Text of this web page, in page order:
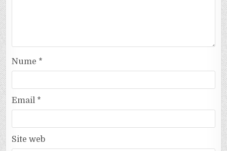
Nume *
Email *
Site web